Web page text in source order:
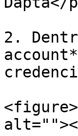
2.